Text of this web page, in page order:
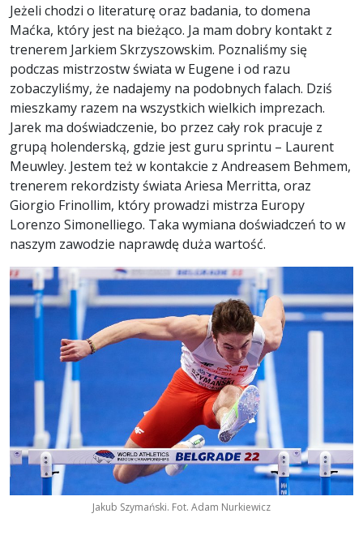
Jeżeli chodzi o literaturę oraz badania, to domena
Maćka, który jest na bieżąco. Ja mam dobry kontakt z
trenerem Jarkiem Skrzyszowskim. Poznaliśmy się
podczas mistrzostw świata w Eugene i od razu
zobaczyliśmy, że nadajemy na podobnych falach. Dziś
mieszkamy razem na wszystkich wielkich imprezach.
Jarek ma doświadczenie, bo przez cały rok pracuje z
grupą holenderską, gdzie jest guru sprintu – Laurent
Meuwley. Jestem też w kontakcie z Andreasem Behmem,
trenerem rekordzisty świata Ariesa Merritta, oraz
Giorgio Frinollim, który prowadzi mistrza Europy
Lorenzo Simonelliego. Taka wymiana doświadczeń to w
naszym zawodzie naprawdę duża wartość.
Jakub Szymański. Fot. Adam Nurkiewicz